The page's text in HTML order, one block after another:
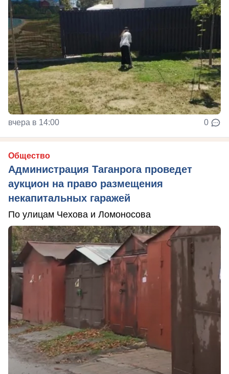
вчера в 14:00 0
Общество
Администрация Таганрога проведет
аукцион на право размещения
некапитальных гаражей
По улицам Чехова и Ломоносова